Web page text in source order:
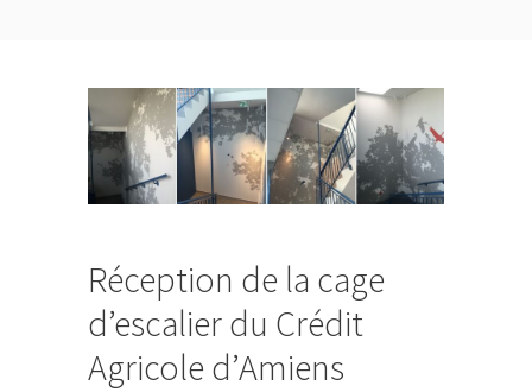
Réception de la cage
d’escalier du Crédit
Agricole d’Amiens